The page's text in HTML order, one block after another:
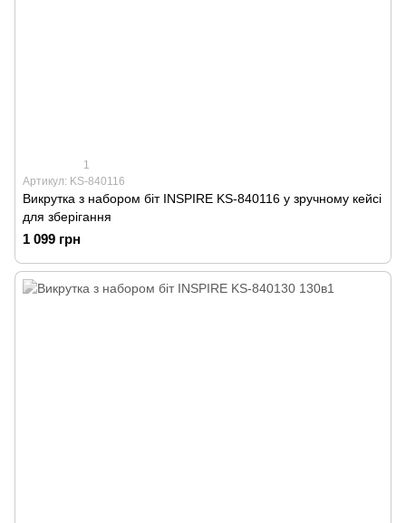
1
Артикул: KS-840116
Викрутка з набором біт INSPIRE KS-840116 у зручному кейсі
для зберігання
1 099 грн